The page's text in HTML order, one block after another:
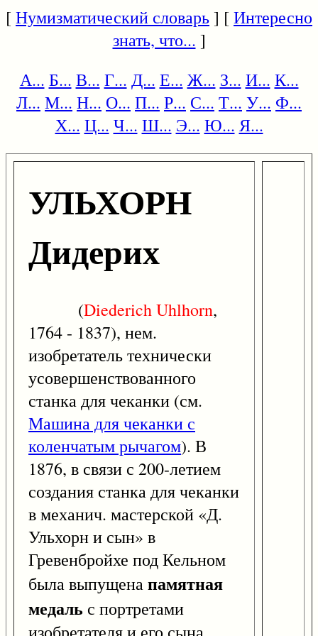
[Нумизматический словарь] [Интересно
знать, что... ]
А... Б... В... Г... Д... Е... Ж... З... И... К...
Л... М... Н... О... П... Р... С... Т... У... Ф...
Х... Ц... Ч... Ш... Э... Ю... Я...
УЛЬХОРН
Дидерих
(DiederichUhlhorn,
1764 - 1837), нем.
изобретатель технически
усовершенствованного
станка для чеканки (см.
Машина для чеканки с
коленчатым рычагом). В
1876, в связи с 200-летием
создания станка для чеканки
в механич. мастерской «Д.
Ульхорн и сын» в
Гревенбройхе под Кельном
была выпущенапамятная
медаль с портретами